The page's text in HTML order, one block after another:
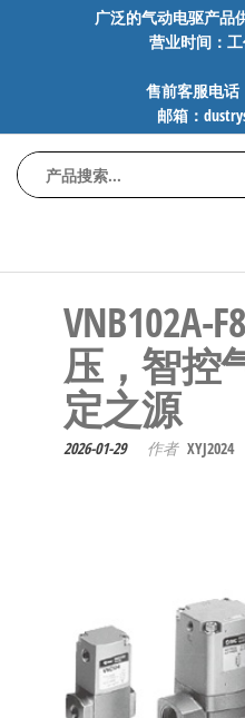
广泛的气动电驱产品
营业时间：工
售前客服电话
邮箱：
动
FESTO、
AVENTICS等
品牌气动
元件，超
过88万种
工业自动
化零部
VNB102A-
压，智控
定之源
2026-01-29 作者 XYJ2024